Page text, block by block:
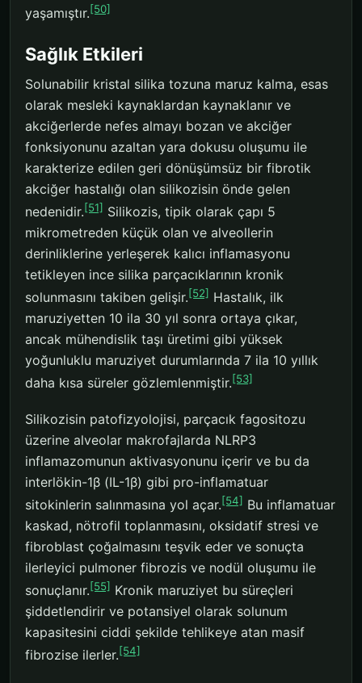
yaşamıştır.[50]
Sağlık Etkileri
Solunabilir kristal silika tozuna maruz kalma, esas
olarak mesleki kaynaklardan kaynaklanır ve
akciğerlerde nefes almayı bozan ve akciğer
fonksiyonunu azaltan yara dokusu oluşumu ile
karakterize edilen geri dönüşümsüz bir fibrotik
akciğer hastalığı olan silikozisin önde gelen
nedenidir.[51] Silikozis, tipik olarak çapı 5
mikrometreden küçük olan ve alveollerin
derinliklerine yerleşerek kalıcı inflamasyonu
tetikleyen ince silika parçacıklarının kronik
solunmasını takiben gelişir.[52] Hastalık, ilk
maruziyetten 10 ila 30 yıl sonra ortaya çıkar,
ancak mühendislik taşı üretimi gibi yüksek
yoğunluklu maruziyet durumlarında 7 ila 10 yıllık
daha kısa süreler gözlemlenmiştir.[53]
Silikozisin patofizyolojisi, parçacık fagositozu
üzerine alveolar makrofajlarda NLRP3
inflamazomunun aktivasyonunu içerir ve bu da
interlökin-1β (IL-1β) gibi pro-inflamatuar
sitokinlerin salınmasına yol açar.[54] Bu inflamatuar
kaskad, nötrofil toplanmasını, oksidatif stresi ve
fibroblast çoğalmasını teşvik eder ve sonuçta
ilerleyici pulmoner fibrozis ve nodül oluşumu ile
sonuçlanır.[55] Kronik maruziyet bu süreçleri
şiddetlendirir ve potansiyel olarak solunum
kapasitesini ciddi şekilde tehlikeye atan masif
fibrozise ilerler.[54]